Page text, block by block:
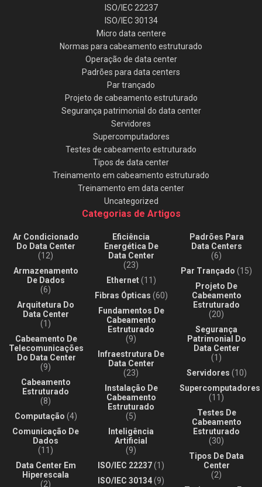
ISO/IEC 22237
ISO/IEC 30134
Micro data centere
Normas para cabeamento estruturado
Operação de data center
Padrões para data centers
Par trançado
Projeto de cabeamento estruturado
Segurança patrimonial do data center
Servidores
Supercomputadores
Testes de cabeamento estruturado
Tipos de data center
Treinamento em cabeamento estruturado
Treinamento em data center
Uncategorized
Categorias de Artigos
Ar Condicionado
Do Data Center
(12)
Armazenamento
De Dados
(6)
Arquitetura Do
Data Center
(1)
Cabeamento De
Telecomunicações
Do Data Center
(9)
Cabeamento
Estruturado
(8)
Computação (4)
Comunicação De
Dados
(11)
Data Center Em
Hiperescala
(2)
Eficiência
Energética De
Data Center
(23)
Ethernet(11)
Fibras Ópticas (60)
Fundamentos De
Cabeamento
Estruturado
(9)
Infraestrutura De
Data Center
(23)
Instalação De
Cabeamento
Estruturado
(5)
Inteligência
Artificial
(9)
ISO/IEC 22237(1)
ISO/IEC 30134(9)
Padrões Para
Data Centers
(6)
Par Trançado (15)
Projeto De
Cabeamento
Estruturado
(20)
Segurança
Patrimonial Do
Data Center
(1)
Servidores (10)
Supercomputadores
(11)
Testes De
Cabeamento
Estruturado
(30)
Tipos De Data
Center
(2)